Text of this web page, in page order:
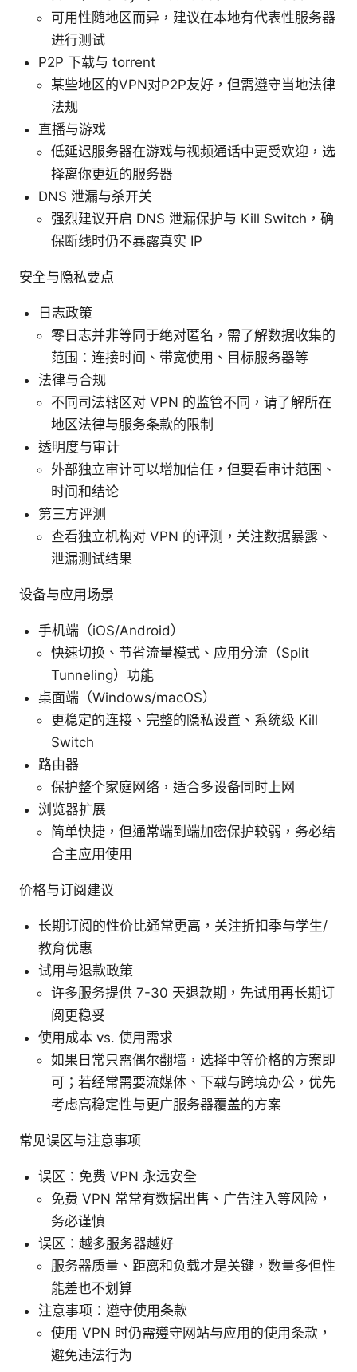
可用性随地区而异，建议在本地有代表性服务器
进行测试
P2P 下载与 torrent
某些地区的VPN对P2P友好，但需遵守当地法律
法规
直播与游戏
低延迟服务器在游戏与视频通话中更受欢迎，选
择离你更近的服务器
DNS 泄漏与杀开关
强烈建议开启 DNS 泄漏保护与 Kill Switch，确
保断线时仍不暴露真实 IP
安全与隐私要点
日志政策
零日志并非等同于绝对匿名，需了解数据收集的
范围：连接时间、带宽使用、目标服务器等
法律与合规
不同司法辖区对 VPN 的监管不同，请了解所在
地区法律与服务条款的限制
透明度与审计
外部独立审计可以增加信任，但要看审计范围、
时间和结论
第三方评测
查看独立机构对 VPN 的评测，关注数据暴露、
泄漏测试结果
设备与应用场景
手机端（iOS/Android）
快速切换、节省流量模式、应用分流（Split
Tunneling）功能
桌面端（Windows/macOS）
更稳定的连接、完整的隐私设置、系统级 Kill
Switch
路由器
保护整个家庭网络，适合多设备同时上网
浏览器扩展
简单快捷，但通常端到端加密保护较弱，务必结
合主应用使用
价格与订阅建议
长期订阅的性价比通常更高，关注折扣季与学生/
教育优惠
试用与退款政策
许多服务提供 7-30 天退款期，先试用再长期订
阅更稳妥
使用成本 vs. 使用需求
如果日常只需偶尔翻墙，选择中等价格的方案即
可；若经常需要流媒体、下载与跨境办公，优先
考虑高稳定性与更广服务器覆盖的方案
常见误区与注意事项
误区：免费 VPN 永远安全
免费 VPN 常常有数据出售、广告注入等风险，
务必谨慎
误区：越多服务器越好
服务器质量、距离和负载才是关键，数量多但性
能差也不划算
注意事项：遵守使用条款
使用 VPN 时仍需遵守网站与应用的使用条款，
避免违法行为